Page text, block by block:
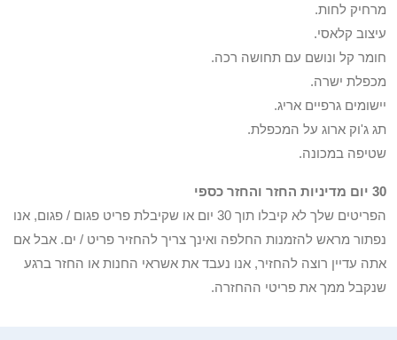
מרחיק לחות.
עיצוב קלאסי.
חומר קל ונושם עם תחושה רכה.
מכפלת ישרה.
יישומים גרפיים אריג.
תג ג'וק ארוג על המכפלת.
שטיפה במכונה.
30 יום מדיניות החזר והחזר כספי
הפריטים שלך לא קיבלו תוך 30 יום או שקיבלת פריט פגום / פגום, אנו
נפתור מראש להזמנות החלפה ואינך צריך להחזיר פריט / ים. אבל אם
אתה עדיין רוצה להחזיר, אנו נעבד את אשראי החנות או החזר ברגע
שנקבל ממך את פריטי ההחזרה.